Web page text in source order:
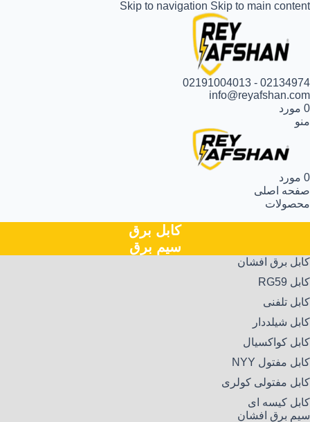
Skip to navigation Skip to main content
02134974 - 02191004013
info@reyafshan.com
0 مورد
منو
0 مورد
صفحه اصلی
محصولات
کابل‌ برق
سیم‌ برق
کابل برق افشان
کابل RG59
کابل تلفنی
کابل شیلددار
کابل کواکسیال
کابل مفتول NYY
کابل مفتولی کولری
کابل کیسه ای
سیم برق افشان